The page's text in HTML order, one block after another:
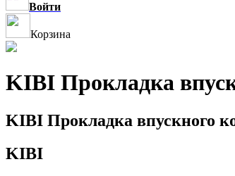
Войти
Корзина
KIBI Прокладка
KIBI Прокладка впускного
KIBI